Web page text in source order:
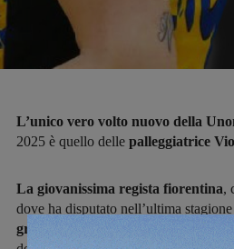
L’unico vero volto nuovo della
2025 è quello delle palleggiatrice
La giovanissima regista fiorentina,
dove ha disputato nell’ultima
grande protagonista.
Insieme a